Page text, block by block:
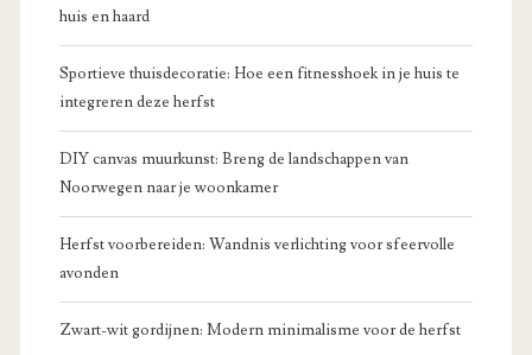
huis en haard
Sportieve thuisdecoratie: Hoe een fitnesshoek in je huis te
integreren deze herfst
DIY canvas muurkunst: Breng de landschappen van
Noorwegen naar je woonkamer
Herfst voorbereiden: Wandnis verlichting voor sfeervolle
avonden
Zwart-wit gordijnen: Modern minimalisme voor de herfst